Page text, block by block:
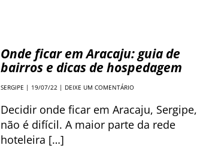
Onde ficar em Aracaju: guia de
bairros e dicas de hospedagem
SERGIPE | 19/07/22 | DEIXE UM COMENTÁRIO
Decidir onde ficar em Aracaju, Sergipe,
não é difícil. A maior parte da rede
hoteleira […]